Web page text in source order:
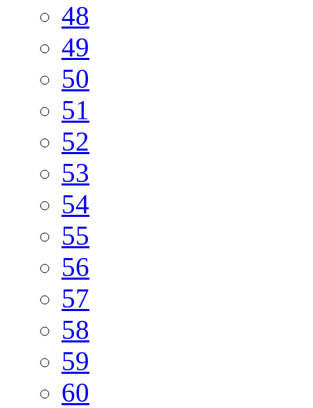
48
49
50
51
52
53
54
55
56
57
58
59
60